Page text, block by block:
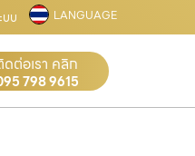
บบ LANGUAGE
ดต่อเรา คลิก
798 9615